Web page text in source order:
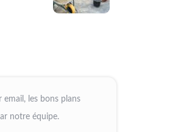
email, les bons plans
notre équipe.